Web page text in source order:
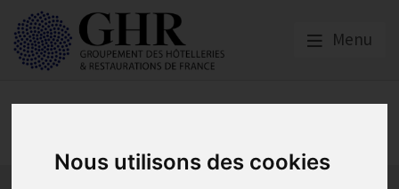
Nous utilisons des cookies
Menu